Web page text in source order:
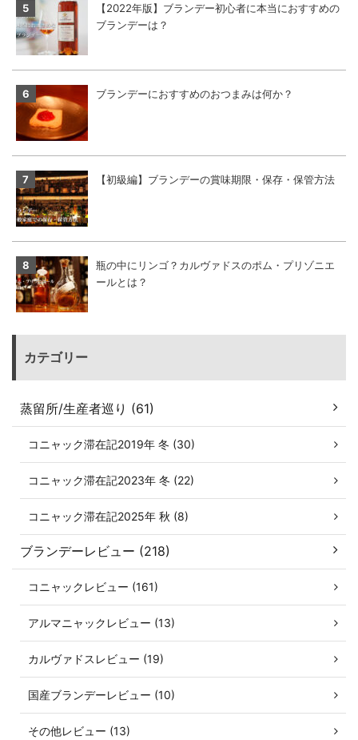
【2022年版】ブランデー初心者に本当におすすめの
ブランデーは？
ブランデーにおすすめのおつまみは何か？
【初級編】ブランデーの賞味期限・保存・保管方法
瓶の中にリンゴ？カルヴァドスのポム・プリゾニエ
ールとは？
カテゴリー
蒸留所/生産者巡り (61)
コニャック滞在記2019年 冬 (30)
コニャック滞在記2023年 冬 (22)
コニャック滞在記2025年 秋 (8)
ブランデーレビュー (218)
コニャックレビュー (161)
アルマニャックレビュー (13)
カルヴァドスレビュー (19)
国産ブランデーレビュー (10)
その他レビュー (13)